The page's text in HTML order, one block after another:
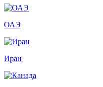
ОАЭ
Иран